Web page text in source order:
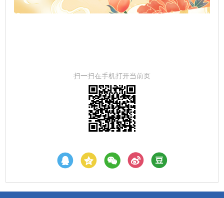
扫一扫在手机打开当前页